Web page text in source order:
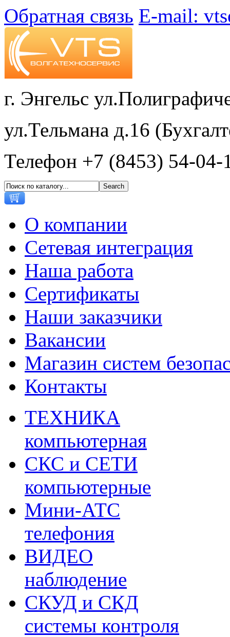
Обратная связь E-mail:
г. Энгельс
ул.Тельмана д.16
Телефон +7 (8453) 54-04-
О компании
Сетевая интеграция
Наша работа
Сертификаты
Наши заказчики
Вакансии
Магазин систем
Контакты
ТЕХНИКА
компьютерная
СКС и СЕТИ
компьютерные
Мини-АТС
телефония
ВИДЕО
наблюдение
СКУД и СКД
системы контроля